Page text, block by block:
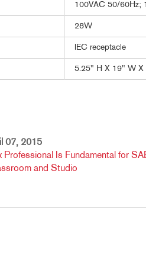
100VAC 50/60Hz;
28W
IEC receptacle
5.25" H X 19" W X
07, 2015
Professional Is Fundamental for
and Studio